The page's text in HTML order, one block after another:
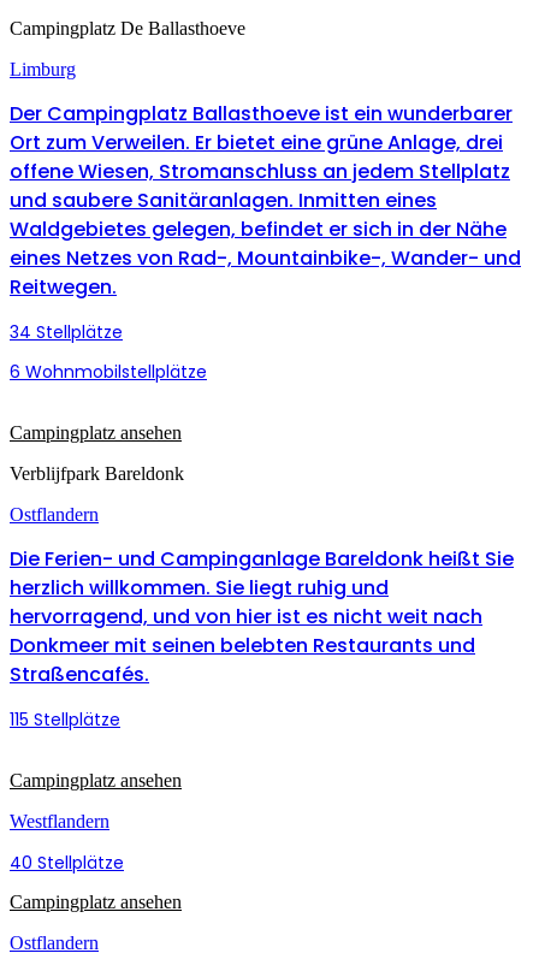
Campingplatz De Ballasthoeve
Limburg
Der Campingplatz Ballasthoeve ist ein wunderbarer
Ort zum Verweilen. Er bietet eine grüne Anlage, drei
offene Wiesen, Stromanschluss an jedem Stellplatz
und saubere Sanitäranlagen. Inmitten eines
Waldgebietes gelegen, befindet er sich in der Nähe
eines Netzes von Rad-, Mountainbike-, Wander- und
Reitwegen.
34 Stellplätze
6 Wohnmobilstellplätze
Campingplatz ansehen
Verblijfpark Bareldonk
Ostflandern
Die Ferien- und Campinganlage Bareldonk heißt Sie
herzlich willkommen. Sie liegt ruhig und
hervorragend, und von hier ist es nicht weit nach
Donkmeer mit seinen belebten Restaurants und
Straßencafés.
115 Stellplätze
Campingplatz ansehen
Westflandern
40 Stellplätze
Campingplatz ansehen
Ostflandern